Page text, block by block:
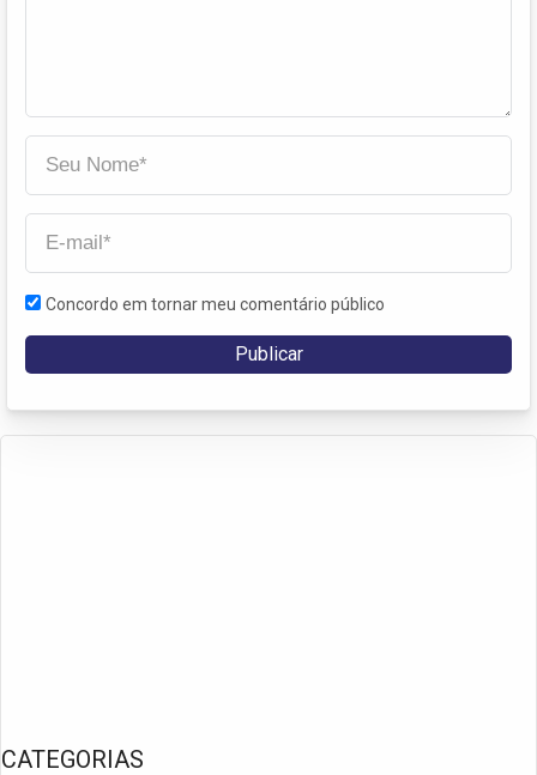
Concordo em tornar meu comentário público
CATEGORIAS